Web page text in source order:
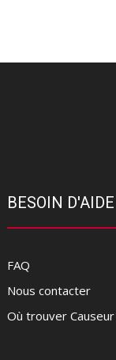
BESOIN
FAQ
Nous contacter
Où trouver